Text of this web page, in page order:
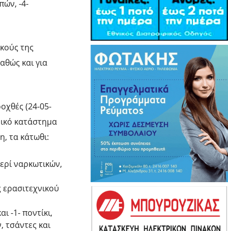
-4-
της
και για
(24-05-
κατάστημα
τα κάτωθι:
ναρκωτικών,
-1- ποντίκι,
και